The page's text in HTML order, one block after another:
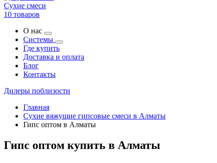
Сухие смеси
10 товаров
О нас
Системы
Где купить
Доставка и оплата
Блог
Контакты
Дилеры поблизости
Главная
Сухие вяжущие гипсовые смеси в Алматы
Гипс оптом в Алматы
Гипс оптом купить в Алматы